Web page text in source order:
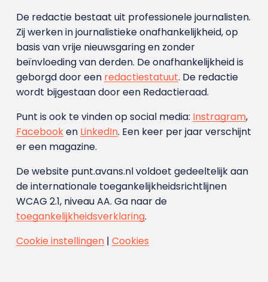
De redactie bestaat uit professionele journalisten.
Zij werken in journalistieke onafhankelijkheid, op
basis van vrije nieuwsgaring en zonder
beïnvloeding van derden. De onafhankelijkheid is
geborgd door een redactiestatuut. De redactie
wordt bijgestaan door een Redactieraad.
Punt is ook te vinden op social media: Instragram,
Facebooken LinkedIn. Een keer per jaar verschijnt
er een magazine.
De website punt.avans.nl voldoet gedeeltelijk aan
de internationale toegankelijkheidsrichtlijnen
WCAG 2.1, niveau AA. Ga naar de
toegankelijkheidsverklaring.
Cookie instellingen| Cookies